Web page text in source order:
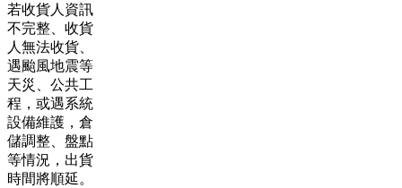
若收貨人資訊
不完整、收貨
人無法收貨、
遇颱風地震等
天災、公共工
程，或遇系統
設備維護，倉
儲調整、盤點
等情況，出貨
時間將順延。